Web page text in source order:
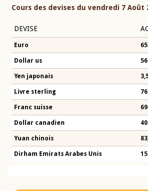
Cours des devises du vendredi 7 Août
DEVISE
Euro
Dollar us
Yen japonais
Livre sterling
Franc suisse
Dollar canadien
Yuan chinois
Dirham Emirats Arabes Unis